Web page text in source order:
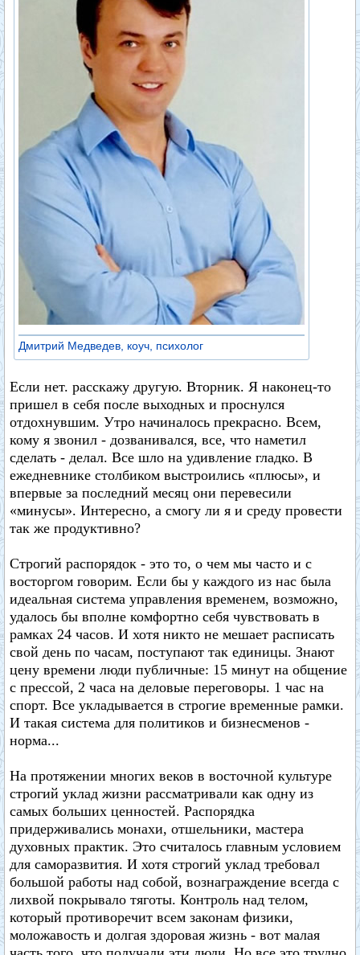
Дмитрий Медведев, коуч, психолог
Если нет. расскажу другую. Вторник. Я наконец-то
пришел в себя после выходных и проснулся
отдохнувшим. Утро начиналось прекрасно. Всем,
кому я звонил - дозванивался, все, что наметил
сделать - делал. Все шло на удивление гладко. В
ежедневнике столбиком выстроились «плюсы», и
впервые за последний месяц они перевесили
«минусы». Интересно, а смогу ли я и среду провести
так же продуктивно?
Строгий распорядок - это то, о чем мы часто и с
восторгом говорим. Если бы у каждого из нас была
идеальная система управления временем, возможно,
удалось бы вполне комфортно себя чувствовать в
рамках 24 часов. И хотя никто не мешает расписать
свой день по часам, поступают так единицы. Знают
цену времени люди публичные: 15 минут на общение
с прессой, 2 часа на деловые переговоры. 1 час на
спорт. Все укладывается в строгие временные рамки.
И такая система для политиков и бизнесменов -
норма...
На протяжении многих веков в восточной культуре
строгий уклад жизни рассматривали как одну из
самых больших ценностей. Распорядка
придерживались монахи, отшельники, мастера
духовных практик. Это считалось главным условием
для саморазвития. И хотя строгий уклад требовал
большой работы над собой, вознаграждение всегда с
лихвой покрывало тяготы. Контроль над телом,
который противоречит всем законам физики,
моложавость и долгая здоровая жизнь - вот малая